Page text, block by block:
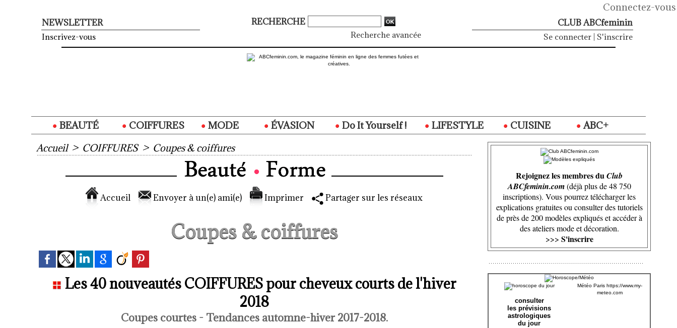
Connectez-vous
NEWSLETTER
Inscrivez-vous
RECHERCHE
Recherche avancée
CLUB ABCfeminin
Se connecter S'inscrire
BEAUTÉ COIFFURES MODE ÉVASION Do It Yourself ! LIFESTYLE CUISINE
ABC+
Accueil > COIFFURES > Coupes & coiffures
Accueil Envoyer à un(e) ami(e) Imprimer Partager sur les réseaux
Coupes & coiffures
Les 40 nouveautés COIFFURES pour cheveux courts de l'hiver
2018
Coupes courtes - Tendances automne-hiver 2017-2018.
Rejoignez les membres duClub
ABCfeminin.com(déjà plus de 48 750
inscriptions). Vous pourrez télécharger les
explications gratuites ou consulter des tutoriels
de près de 200 modèles expliqués et accéder à
des ateliers mode et décoration.
>>> S'inscrire
consulter
les prévisions
astrologiques
du jour
Météo Paris https://www.my-
meteo.com